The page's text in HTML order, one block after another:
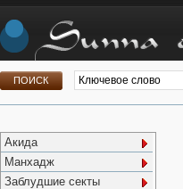
Акида
Манхадж
Заблудшие секты